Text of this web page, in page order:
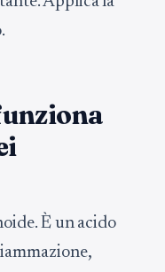
È un acido